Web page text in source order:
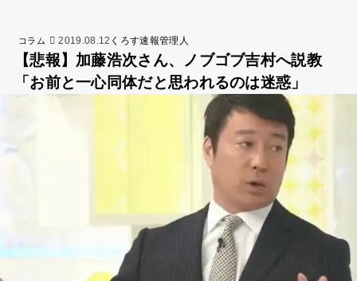
コラム 2019.08.12 くろす速報管理人
【悲報】加藤浩次さん、ノブゴブ吉村へ説教
「お前と一心同体だと思われるのは迷惑」